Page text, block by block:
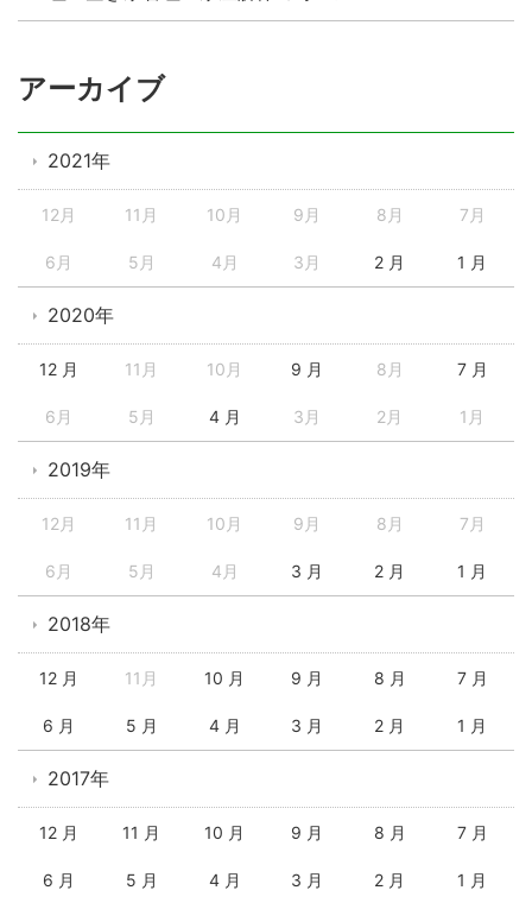
アーカイブ
2021年
12月 11月 10月 9月 8月 7月
6月 5月 4月 3月 2 月 1 月
2020年
12 月 11月 10月 9 月 8月 7 月
6月 5月 4 月 3月 2月 1月
2019年
12月 11月 10月 9月 8月 7月
6月 5月 4月 3 月 2 月 1 月
2018年
12 月 11月 10 月 9 月 8 月 7 月
6 月 5 月 4 月 3 月 2 月 1 月
2017年
12 月 11 月 10 月 9 月 8 月 7 月
6 月 5 月 4 月 3 月 2 月 1 月